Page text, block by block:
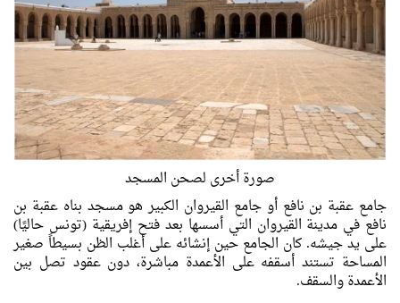
صورة أخرى لصحن المسجد
جامع عقبة بن نافع أو جامع القيروان الكبير هو مسجد بناه عقبة بن
نافع في مدينة القيروان التي أسسها بعد فتح إفريقية (تونس حاليًا)
على يد جيشه. كان الجامع حين إنشائه على أغلب الظن بسيطاً صغير
المساحة تستند أسقفه على الأعمدة مباشرة، دون عقود تصل بين
الأعمدة والسقف.